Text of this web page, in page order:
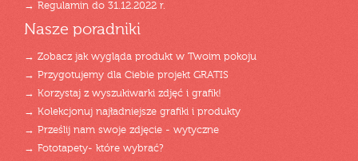
→ Regulamin do 31.12.2022 r.
Nasze poradniki
→ Zobacz jak wygląda produkt w Twoim pokoju
→ Przygotujemy dla Ciebie projekt GRATIS
→ Korzystaj z wyszukiwarki zdjęć i grafik!
→ Kolekcjonuj najładniejsze grafiki i produkty
→ Prześlij nam swoje zdjęcie - wytyczne
→ Fototapety- które wybrać?